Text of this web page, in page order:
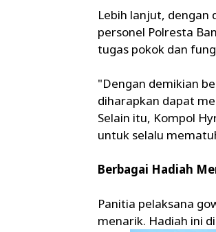
Lebih lanjut, dengan
personel Polresta
tugas pokok dan
"Dengan demikian
diharapkan dapat
Selain itu, Kompol
untuk selalu
Berbagai Hadiah
Panitia pelaksana
menarik. Hadiah ini